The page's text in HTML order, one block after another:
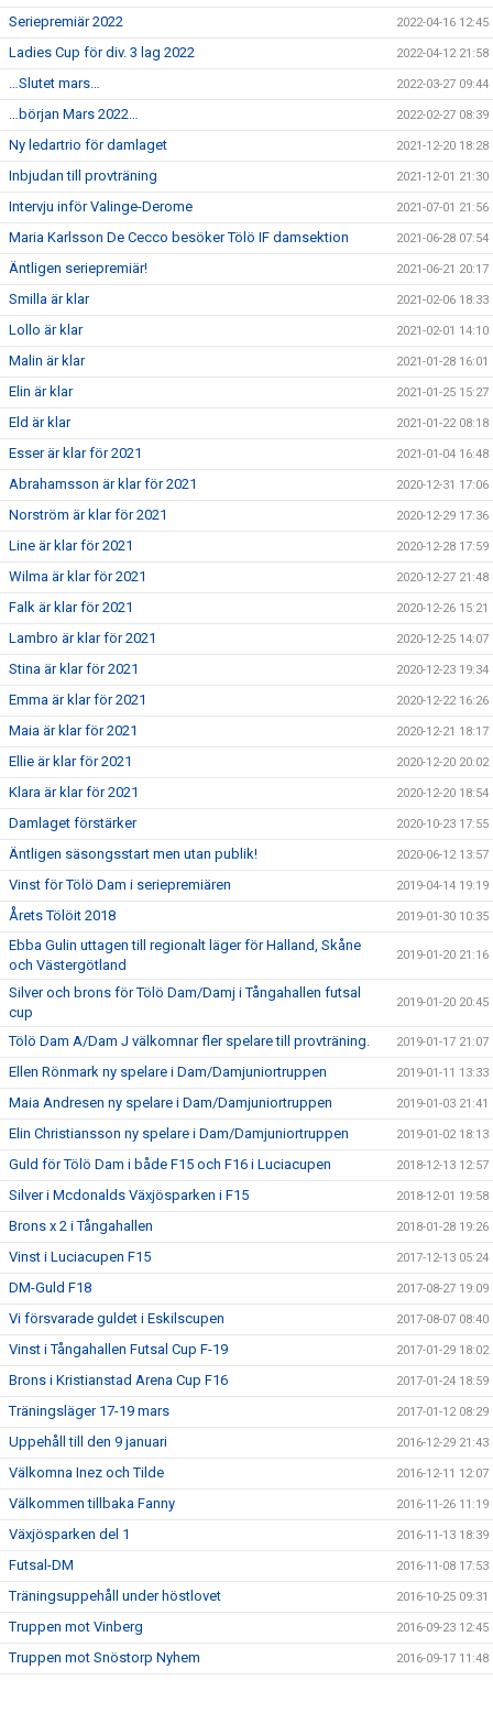
Seriepremiär 2022 2022-04-16 12:45
Ladies Cup för div. 3 lag 2022 2022-04-12 21:58
…Slutet mars… 2022-03-27 09:44
…början Mars 2022… 2022-02-27 08:39
Ny ledartrio för damlaget 2021-12-20 18:28
Inbjudan till provträning 2021-12-01 21:30
Intervju inför Valinge-Derome 2021-07-01 21:56
Maria Karlsson De Cecco besöker Tölö IF damsektion 2021-06-28 07:54
Äntligen seriepremiär! 2021-06-21 20:17
Smilla är klar 2021-02-06 18:33
Lollo är klar 2021-02-01 14:10
Malin är klar 2021-01-28 16:01
Elin är klar 2021-01-25 15:27
Eld är klar 2021-01-22 08:18
Esser är klar för 2021 2021-01-04 16:48
Abrahamsson är klar för 2021 2020-12-31 17:06
Norström är klar för 2021 2020-12-29 17:36
Line är klar för 2021 2020-12-28 17:59
Wilma är klar för 2021 2020-12-27 21:48
Falk är klar för 2021 2020-12-26 15:21
Lambro är klar för 2021 2020-12-25 14:07
Stina är klar för 2021 2020-12-23 19:34
Emma är klar för 2021 2020-12-22 16:26
Maia är klar för 2021 2020-12-21 18:17
Ellie är klar för 2021 2020-12-20 20:02
Klara är klar för 2021 2020-12-20 18:54
Damlaget förstärker 2020-10-23 17:55
Äntligen säsongsstart men utan publik! 2020-06-12 13:57
Vinst för Tölö Dam i seriepremiären 2019-04-14 19:19
Årets Tölöit 2018 2019-01-30 10:35
Ebba Gulin uttagen till regionalt läger för Halland, Skåne
och Västergötland
2019-01-20 21:16
Silver och brons för Tölö Dam/Damj i Tångahallen futsal
cup
2019-01-20 20:45
Tölö Dam A/Dam J välkomnar fler spelare till provträning. 2019-01-17 21:07
Ellen Rönmark ny spelare i Dam/Damjuniortruppen 2019-01-11 13:33
Maia Andresen ny spelare i Dam/Damjuniortruppen 2019-01-03 21:41
Elin Christiansson ny spelare i Dam/Damjuniortruppen 2019-01-02 18:13
Guld för Tölö Dam i både F15 och F16 i Luciacupen 2018-12-13 12:57
Silver i Mcdonalds Växjösparken i F15 2018-12-01 19:58
Brons x 2 i Tångahallen 2018-01-28 19:26
Vinst i Luciacupen F15 2017-12-13 05:24
DM-Guld F18 2017-08-27 19:09
Vi försvarade guldet i Eskilscupen 2017-08-07 08:40
Vinst i Tångahallen Futsal Cup F-19 2017-01-29 18:02
Brons i Kristianstad Arena Cup F16 2017-01-24 18:59
Träningsläger 17-19 mars 2017-01-12 08:29
Uppehåll till den 9 januari 2016-12-29 21:43
Välkomna Inez och Tilde 2016-12-11 12:07
Välkommen tillbaka Fanny 2016-11-26 11:19
Växjösparken del 1 2016-11-13 18:39
Futsal-DM 2016-11-08 17:53
Träningsuppehåll under höstlovet 2016-10-25 09:31
Truppen mot Vinberg 2016-09-23 12:45
Truppen mot Snöstorp Nyhem 2016-09-17 11:48